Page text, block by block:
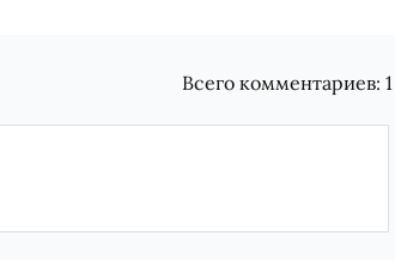
Всего комментариев:1